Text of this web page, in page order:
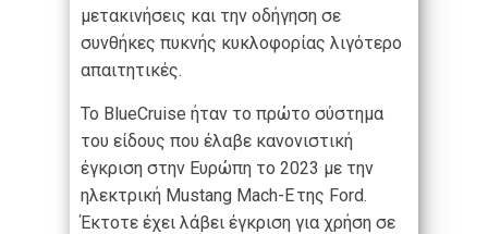
μετακινήσεις και την οδήγηση σε
συνθήκες πυκνής κυκλοφορίας λιγότερο
απαιτητικές.
Το BlueCruise ήταν το πρώτο σύστημα
του είδους που έλαβε κανονιστική
έγκριση στην Ευρώπη το 2023 με την
ηλεκτρική Mustang Mach-E της Ford.
Έκτοτε έχει λάβει έγκριση για χρήση σε